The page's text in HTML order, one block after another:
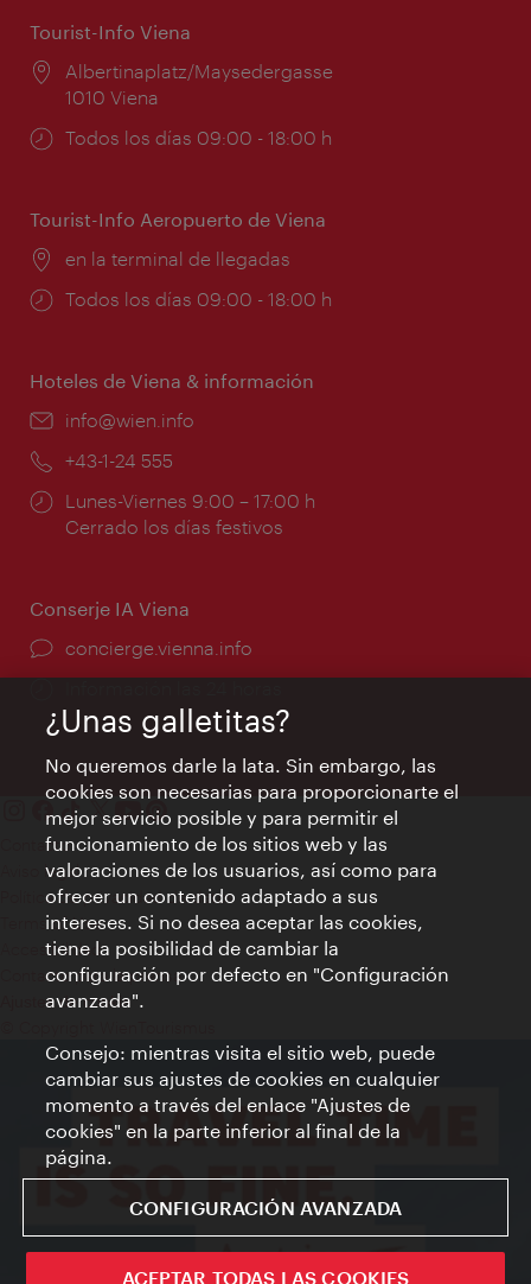
Tourist-Info Viena
Lugar:
Albertinaplatz/Maysedergasse
1010 Viena
Horarios
Todos los días 09:00 - 18:00 h
Tourist-Info Aeropuerto de Viena
Lugar:
en la terminal de llegadas
Horarios
Todos los días 09:00 - 18:00 h
Hoteles de Viena & información
e-
info@wien.info
Teléfono:
+43-1-24 555
Horarios
de
Lunes-Viernes 9:00 – 17:00 h
Cerrado los días festivos
Conserje IA Viena
concierge.vienna.info
Contacto
Aviso legal
Política de privacidad de datos
Terms of Use
Accesibilidad
Contacto para la prensa
Ajustes de cookie
¿Unas galletitas?
No queremos darle la lata. Sin embargo, las
cookies son necesarias para proporcionarte el
mejor servicio posible y para permitir el
funcionamiento de los sitios web y las
valoraciones de los usuarios, así como para
ofrecer un contenido adaptado a sus
intereses. Si no desea aceptar las cookies,
tiene la posibilidad de cambiar la
configuración por defecto en "Configuración
avanzada".
Consejo: mientras visita el sitio web, puede
cambiar sus ajustes de cookies en cualquier
momento a través del enlace "Ajustes de
cookies" en la parte inferior al final de la
página.
CONFIGURACIÓN AVANZADA
ACEPTAR TODAS LAS COOKIES